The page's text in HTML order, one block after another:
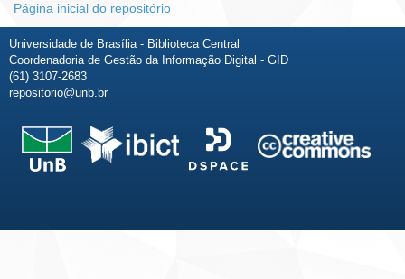
Página inicial do repositório
Universidade de Brasília - Biblioteca Central
Coordenadoria de Gestão da Informação Digital - GID
(61) 3107-2683
repositorio@unb.br